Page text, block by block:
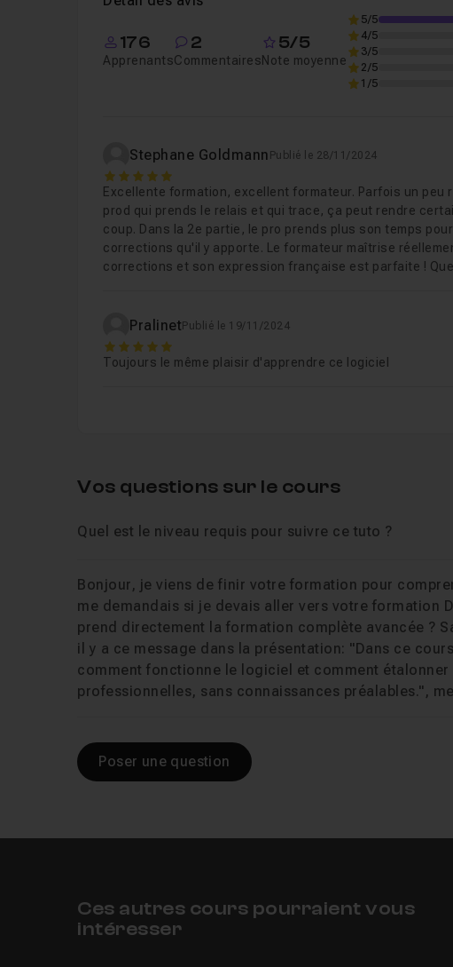
et n'ont aucun rapport avec l'étalonnage numérique.
Je vous souhaite une bonne formation, n'hésitez pas à
Chapitre 8 : Exercices pratiques 2h18
Chapitre 9 : La page Deliver 09m54
Chapitre 10 : Conclusion
176
Apprenants
2
Commentaires
5/5
Note moyenne
5/5
4/5
3/5
2/5
1/5
Stephane Goldmann Publié le 28/11/2024
5
Excellente formation, excellent formateur. Parfois un
prod qui prends le relais et qui trace, ça peut rendre
coup. Dans la 2e partie, le pro prends plus son temps
corrections qu'il y apporte. Le formateur maîtrise
corrections et son expression française est parfaite !
Pralinet Publié le 19/11/2024
5
Toujours le même plaisir d'apprendre ce logiciel
Vos questions sur le cours
Quel est le niveau requis pour suivre ce tuto ?
Bonjour, je viens de finir votre formation pour
me demandais si je devais aller vers votre formation
prend directement la formation complète avancée ?
il y a ce message dans la présentation: "Dans ce
comment fonctionne le logiciel et comment
professionnelles, sans connaissances préalables.",
Poser une question
Ces autres cours pourraient vous
intéresser